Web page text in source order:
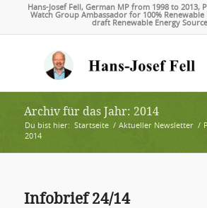
Hans-Josef Fell, German MP from 1998 to 2013,
Watch Group Ambassador for 100%
draft Renewable Energy
Archiv für das Jahr: 2014
Du bist hier: Startseite / Aktueller Newsletter /
2014
Infobrief 24/14